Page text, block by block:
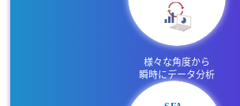
様々な角度から
瞬時にデータ分析